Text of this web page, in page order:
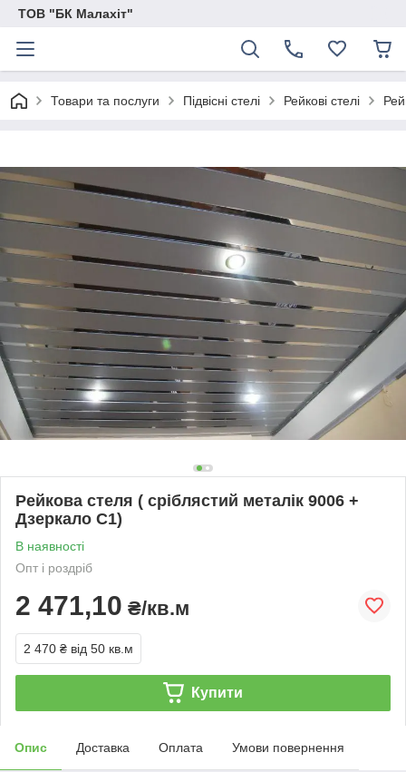
ТОВ "БК Малахіт"
Товари та послуги Підвісні стелі Рейкові стелі
Рейкова стеля ( сріблястий металік 9006 +
Дзеркало С1)
В наявності
Опт і роздріб
2 471,10 ₴/кв.м
2 470 ₴ від 50 кв.м
Купити
Опис Доставка Оплата Умови повернення